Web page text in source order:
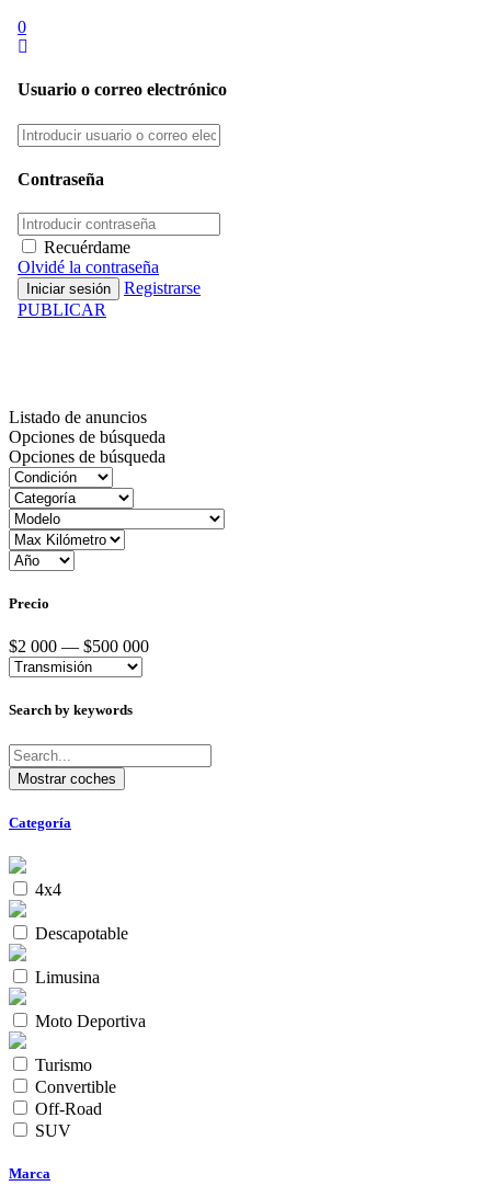
0
Usuario o correo electrónico
Contraseña
Recuérdame
Olvidé la contraseña
Registrarse
PUBLICAR
Listado de anuncios
Opciones de búsqueda
Opciones de búsqueda
Precio
$2 000 — $500 000
Search by keywords
Categoría
4x4
Descapotable
Limusina
Moto Deportiva
Turismo
Convertible
Off-Road
SUV
Marca